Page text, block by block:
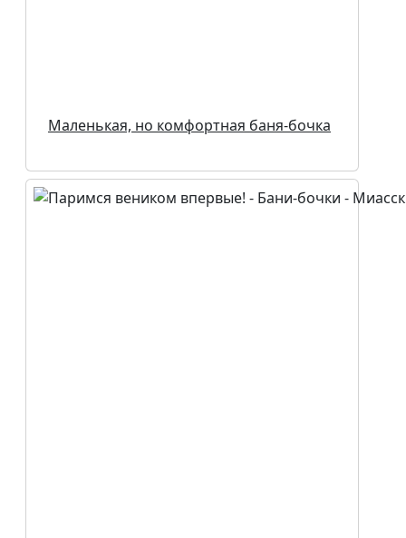
Маленькая, но комфортная баня-бочка